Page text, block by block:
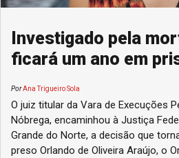
Investigado pela
ficará um ano em
PorAna Trigueiro Sola
O juiz titular da Vara de Execuções
Nóbrega, encaminhou à Justiça
Grande do Norte, a decisão que
preso Orlando de Oliveira Araújo, o